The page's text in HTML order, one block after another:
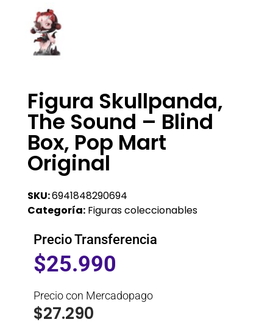
Figura Skullpanda,
The Sound – Blind
Box, Pop Mart
Original
SKU:6941848290694
Categoría: Figuras coleccionables
Precio Transferencia
$25.990
Precio con Mercadopago
$27.290